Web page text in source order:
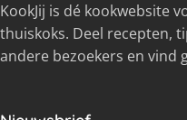
KookJij is dé kookwebsite
thuiskoks. Deel recepten,
andere bezoekers en vind